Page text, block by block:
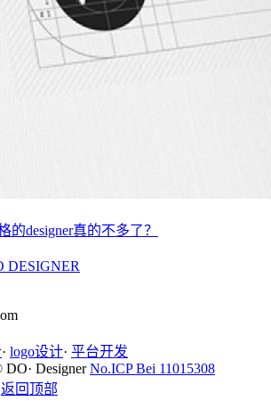
的designer真的不多了？
· logo设计· 平台开发
Designer No.ICP Bei 11015308
返回顶部